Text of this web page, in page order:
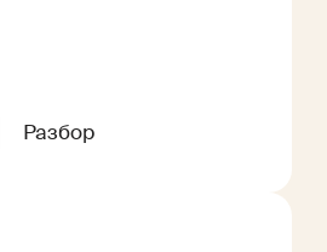
Разбор